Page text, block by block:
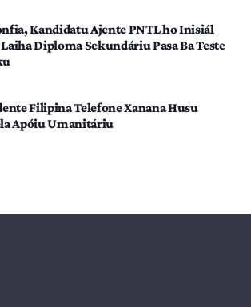
Kandidatu Ajente PNTL ho Inisiál
Laiha Diploma Sekundáriu Pasa Ba Teste
Filipina Telefone Xanana Husu
Apóiu Umanitáriu